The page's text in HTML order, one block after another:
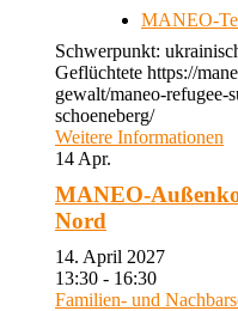
MANEO-
Schwerpunkt:
Geflüchtete https://
gewalt/maneo-refugee-
schoeneberg/
Weitere Informationen
14 Apr.
MANEO-
Nord
14. April 2027
13:30 - 16:30
Familien- und